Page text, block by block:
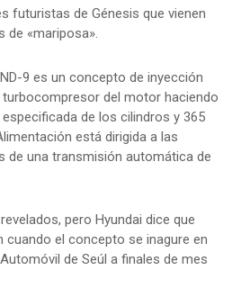
futuristas de Génesis que vienen
de «mariposa».
9 es un concepto de inyección
del motor haciendo
de los cilindros y 365
está dirigida a las
de una transmisión automática de
pero Hyundai dice que
el concepto se inagure en
de Seúl a finales de mes